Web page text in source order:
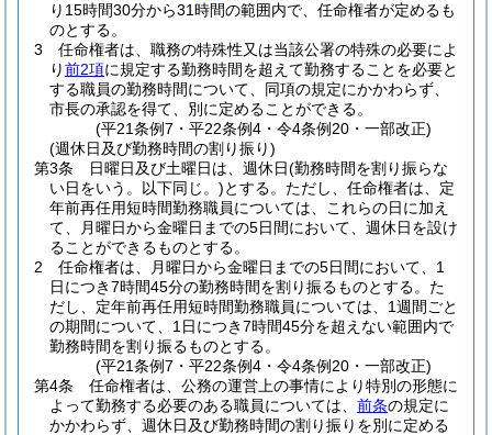
り15時間30分から31時間の範囲内で、任命権者が定めるも
のとする。
3
任命権者は、職務の特殊性又は当該公署の特殊の必要によ
り前2項に規定する勤務時間を超えて勤務することを必要と
する職員の勤務時間について、同項の規定にかかわらず、
市長の承認を得て、別に定めることができる。
(平21条例7・平22条例4・令4条例20・一部改正)
(週休日及び勤務時間の割り振り)
第3条
日曜日及び土曜日は、週休日(勤務時間を割り振らな
い日をいう。以下同じ。)とする。 ただし、任命権者は、定
年前再任用短時間勤務職員については、これらの日に加え
て、月曜日から金曜日までの5日間において、週休日を設け
ることができるものとする。
2
任命権者は、月曜日から金曜日までの5日間において、1
日につき7時間45分の勤務時間を割り振るものとする。 た
だし、定年前再任用短時間勤務職員については、1週間ごと
の期間について、1日につき7時間45分を超えない範囲内で
勤務時間を割り振るものとする。
(平21条例7・平22条例4・令4条例20・一部改正)
第4条
任命権者は、公務の運営上の事情により特別の形態に
よって勤務する必要のある職員については、 前条の規定に
かかわらず、週休日及び勤務時間の割り振りを別に定める